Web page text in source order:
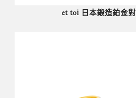
et toi 日本鍛造鉑金